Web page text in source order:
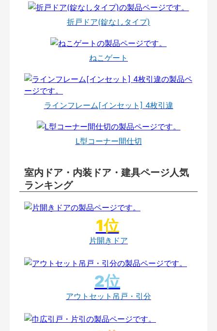
折戸ドア(錠なしタイプ)
ねこゲート
ラインフレーム[インセット] 4枚引違
L型コーナー間仕切
室内ドア・内装ドア・建具ページ人気
ランキング
片開きドア
アウトセット吊戸・引分